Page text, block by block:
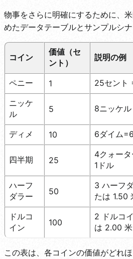
物事をさらに明確にするために、
めたデータテーブルとサンプルシ
コイン
価値（セ
ント）
説明の例
ペニー 1
25セント
ニッケ
ル
5 8ニッケ
ディメ 10 6ダイム
四半期 25
4クォー
1ドル
ハーフ
ダラー
50
3 ハーフ
たは 1.50
ドルコ
イン
100
2 ドルコ
は 2.00
この表は、各コインの価値がどれ